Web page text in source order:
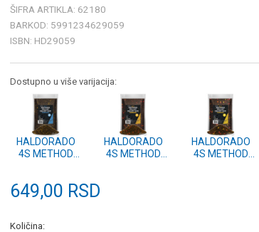
ŠIFRA ARTIKLA: 62180
BARKOD: 5991234629059
ISBN: HD29059
Dostupno u više varijacija:
HALDORADO
4S METHOD
600g
HALDORADO
4S METHOD
HALDORADO
4S METHOD
649,00 RSD
Količina: